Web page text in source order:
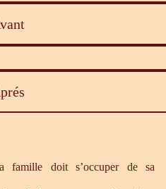
famille doit s’occuper de sa